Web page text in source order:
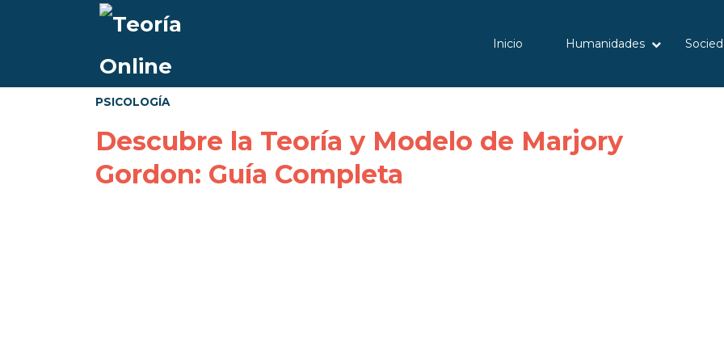
Inicio Humanidades
PSICOLOGÍA
Descubre la Teoría y Modelo de Marjory
Gordon: Guía Completa